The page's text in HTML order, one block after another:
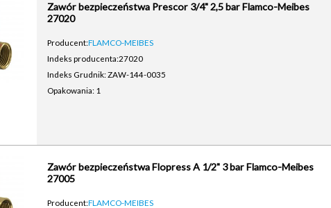
Zawór bezpieczeństwa Prescor 3/4" 2,5 bar Flamco-Meibes
27020
Producent:FLAMCO-MEIBES
Indeks producenta:27020
Indeks Grudnik: ZAW-144-0035
Opakowania: 1
Zawór bezpieczeństwa Flopress A 1/2" 3 bar Flamco-Meibes
27005
Producent:FLAMCO-MEIBES